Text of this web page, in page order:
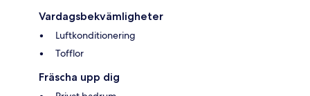
Vardagsbekvämligheter
Luftkonditionering
Tofflor
Fräscha upp dig